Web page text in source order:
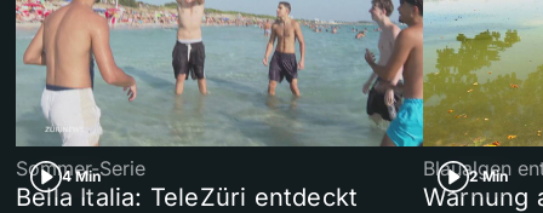
4 Min
Sommer-Serie
Bella Italia: TeleZüri entdeckt
2 Min
Blaualgen
Warnung